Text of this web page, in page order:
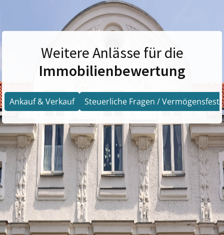
Weitere Anlässe für die
Immobilienbewertung
Ankauf & Verkauf Steuerliche Fragen /